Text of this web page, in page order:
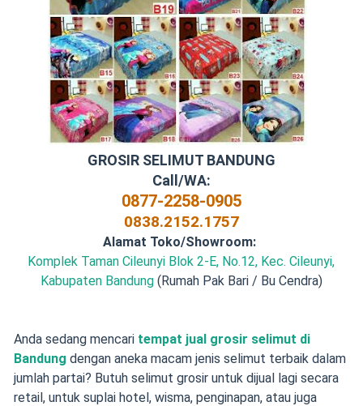
GROSIR SELIMUT BANDUNG
Call/WA:
0877-2258-0905
0838.2152.1757
Alamat Toko/Showroom:
Komplek Taman Cileunyi Blok 2-E, No.12, Kec. Cileunyi,
Kabupaten Bandung(Rumah Pak Bari / Bu Cendra)
Anda sedang mencari tempat jual grosir selimut di
Bandung dengan aneka macam jenis selimut terbaik dalam
jumlah partai? Butuh selimut grosir untuk dijual lagi secara
retail, untuk suplai hotel, wisma, penginapan, atau juga